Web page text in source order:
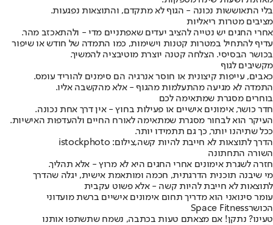
בלי התאוששות נכונה - הגוף לא מתקדם, והתוצאות נפגעות.
מציבים מטרות ריאליות
אחרי החגים יש נטייה להציב יעדים שאפתניים מדי - ולהתאכזב מהר.
עדיף להתחיל במטרות קטנות וישימות, כמו התמדה של חודש או שיפור
בכושר הבסיסי. הצלחה קטנה יוצרת מוטיבציה להמשיך.
מקשיבים לגוף
כאבים, עייפות קיצונית או חוסר אנרגיה הם סימנים להוריד עומס.
התמדה לא מגיעה מהתעלמות מהגוף - אלא מהקשבה אליו.
בוחרים מסגרת שמתאימה לכם
חדר כושר, אימונים אישיים או פעילות בחוץ - אין דרך אחת נכונה.
העיקר הוא לבחור מסגרת שמתאימה לאורח החיים ולהעדפות האישיות.
ככל שתיהנו יותר, כך גם תתמידו יותר.
הדרך לתוצאות לא חייבת להיות קשה,צילום: istockphoto
השורה התחתונה
חזרה לשגרת אימונים אחרי החגים היא לא מרוץ - אלא תהליך.
מי שיבנה תוכנית הדרגתית, חכמה ומותאמת אישית, יגלה שהדרך
לתוצאות לא חייבת להיות קשה - אלא פשוט עקבית
עומר סינואני הוא מדריך תחום אימונים אישיים ברשת מועדוני
הכושרSpace Fitness
טעינו? נתקן! אם מצאתם טעות בכתבה, נשמח שתשתפו אותנו